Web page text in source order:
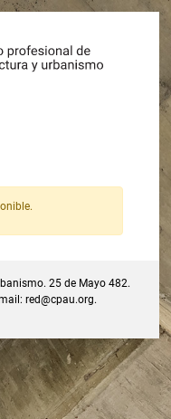
25 de Mayo 482.
red@cpau.org.